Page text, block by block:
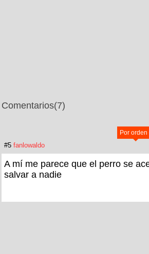
Comentarios(7)
Por
#5 fanlowaldo
A mí me parece que el perro se
salvar a nadie